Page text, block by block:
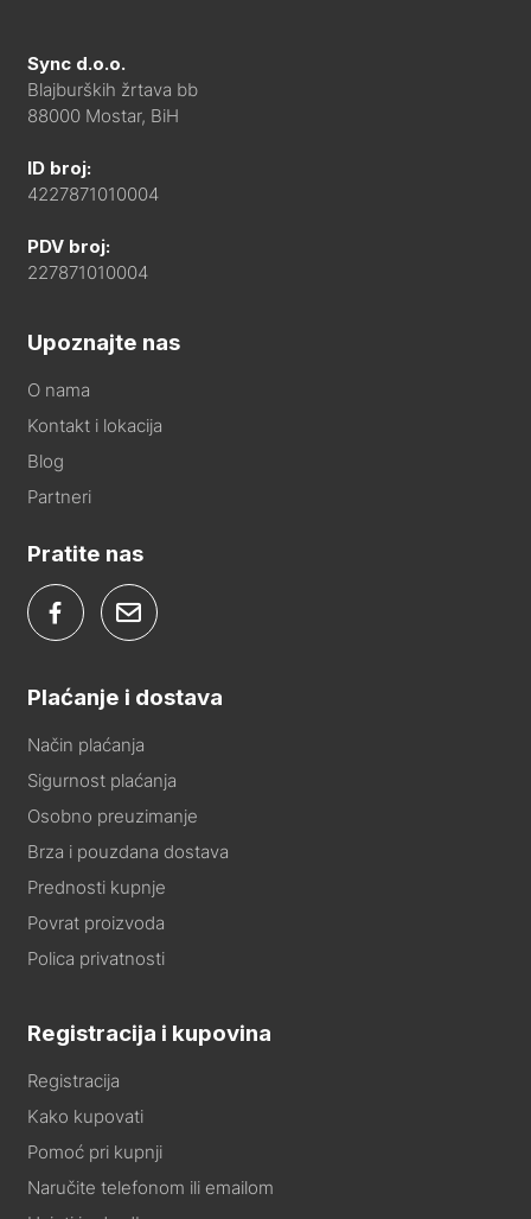
Sync d.o.o.
Blajburških žrtava bb
88000 Mostar, BiH
ID broj:
4227871010004
PDV broj:
227871010004
Upoznajte nas
O nama
Kontakt i lokacija
Blog
Partneri
Pratite nas
Plaćanje i dostava
Način plaćanja
Sigurnost plaćanja
Osobno preuzimanje
Brza i pouzdana dostava
Prednosti kupnje
Povrat proizvoda
Polica privatnosti
Registracija i kupovina
Registracija
Kako kupovati
Pomoć pri kupnji
Naručite telefonom ili emailom